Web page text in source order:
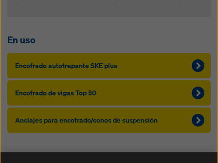
En uso
Encofrado autotrepante SKE plus
Encofrado de vigas Top 50
Anclajes para encofrado/conos de suspensión